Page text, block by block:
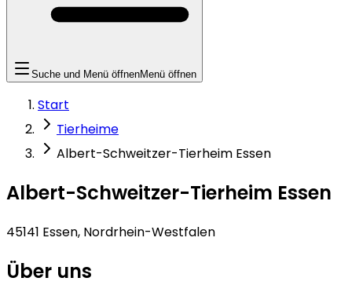
Suche und Menü öffnenMenü öffnen
Start
Tierheime
Albert-Schweitzer-Tierheim Essen
Albert-Schweitzer-Tierheim Essen
45141 Essen, Nordrhein-Westfalen
Über uns